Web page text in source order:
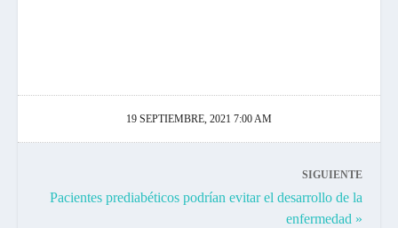
19 SEPTIEMBRE, 2021 7:00 AM
SIGUIENTE
Pacientes prediabéticos podrían evitar el desarrollo de la
enfermedad »